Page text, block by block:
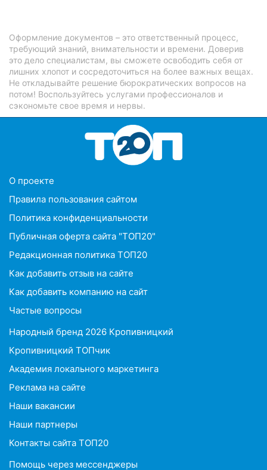
Оформление документов – это ответственный процесс,
требующий знаний, внимательности и времени. Доверив
это дело специалистам, вы сможете освободить себя от
лишних хлопот и сосредоточиться на более важных вещах.
Не откладывайте решение бюрократических вопросов на
потом! Воспользуйтесь услугами профессионалов и
сэкономьте свое время и нервы.
O проекте
Правила пользования сайтом
Политика конфиденциальности
Публичная оферта сайта "ТОП20"
Редакционная политика ТОП20
Как добавить отзыв на сайте
Как добавить компанию на сайт
Частые вопросы
Народный бренд 2026 Кропивницкий
Кропивницкий ТОПчик
Академия локального маркетинга
Реклама на сайте
Наши вакансии
Наши партнеры
Контакты сайта ТОП20
Помощь через мессенджеры